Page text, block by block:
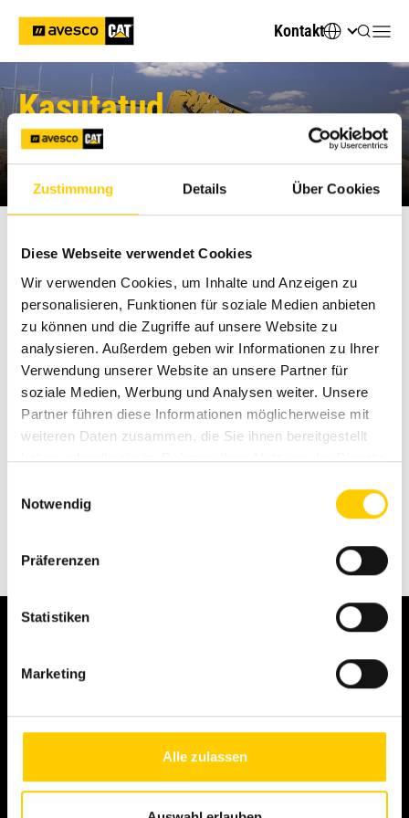
Zustimmung Details Über Cookies
Diese Webseite verwendet Cookies
Wir verwenden Cookies, um Inhalte und Anzeigen zu
personalisieren, Funktionen für soziale Medien anbieten
zu können und die Zugriffe auf unsere Website zu
analysieren. Außerdem geben wir Informationen zu Ihrer
Verwendung unserer Website an unsere Partner für
soziale Medien, Werbung und Analysen weiter. Unsere
Partner führen diese Informationen möglicherweise mit
weiteren Daten zusammen, die Sie ihnen bereitgestellt
haben oder die sie im Rahmen Ihrer Nutzung der Dienste
Notwendig
Präferenzen
Statistiken
Marketing
Alle zulassen
Kontakt
Kasutatud
teleskooplaadurid
4 Tooted
We make it possible.
Võtke ühendust